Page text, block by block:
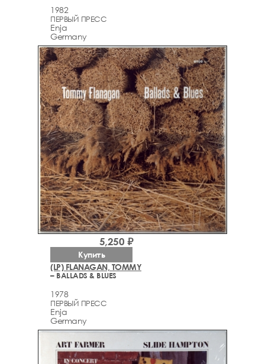
1982
ПЕРВЫЙ ПРЕСС
Enja
Germany
(LP) FLANAGAN, TOMMY
– BALLADS & BLUES
1978
ПЕРВЫЙ ПРЕСС
Enja
Germany
5,250 ₽
Купить